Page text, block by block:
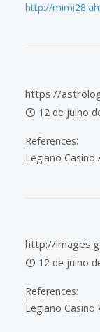
http://
https://
12 de julho
References:
Legiano Casino
http://
12 de julho
References:
Legiano Casino